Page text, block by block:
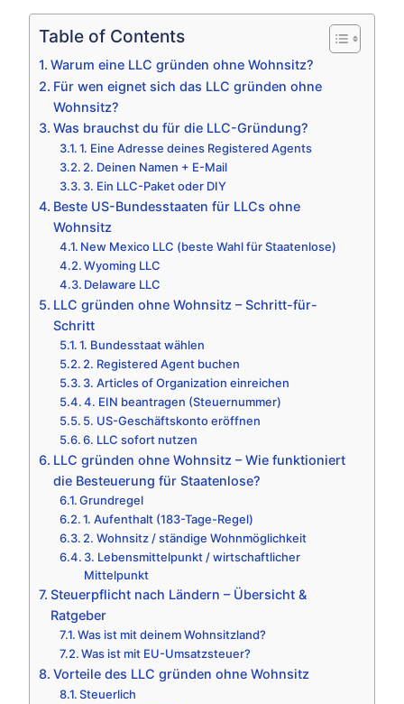
Table of Contents
Warum eine LLC gründen ohne Wohnsitz?
Für wen eignet sich das LLC gründen ohne
Wohnsitz?
Was brauchst du für die LLC-Gründung?
1. Eine Adresse deines Registered Agents
2. Deinen Namen + E-Mail
3. Ein LLC-Paket oder DIY
Beste US-Bundesstaaten für LLCs ohne
Wohnsitz
New Mexico LLC (beste Wahl für Staatenlose)
Wyoming LLC
Delaware LLC
LLC gründen ohne Wohnsitz – Schritt-für-
Schritt
1. Bundesstaat wählen
2. Registered Agent buchen
3. Articles of Organization einreichen
4. EIN beantragen (Steuernummer)
5. US-Geschäftskonto eröffnen
6. LLC sofort nutzen
LLC gründen ohne Wohnsitz – Wie funktioniert
die Besteuerung für Staatenlose?
Grundregel
1. Aufenthalt (183-Tage-Regel)
2. Wohnsitz / ständige Wohnmöglichkeit
3. Lebensmittelpunkt / wirtschaftlicher
Mittelpunkt
Steuerpflicht nach Ländern – Übersicht &
Ratgeber
Was ist mit deinem Wohnsitzland?
Was ist mit EU-Umsatzsteuer?
Vorteile des LLC gründen ohne Wohnsitz
Steuerlich